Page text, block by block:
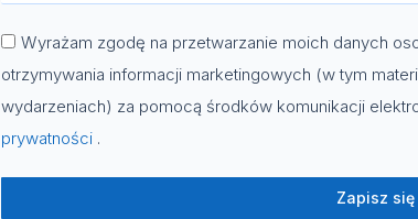
Wyrażam zgodę na przetwarzanie moich danych
otrzymywania informacji marketingowych (w tym
wydarzeniach) za pomocą środków komunikacji
prywatności .
Zapisz się